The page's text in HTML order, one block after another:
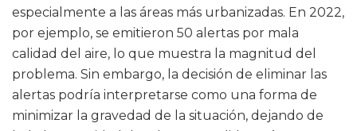
especialmente a las áreas más urbanizadas. En 2022,
por ejemplo, se emitieron 50 alertas por mala
calidad del aire, lo que muestra la magnitud del
problema. Sin embargo, la decisión de eliminar las
alertas podría interpretarse como una forma de
minimizar la gravedad de la situación, dejando de